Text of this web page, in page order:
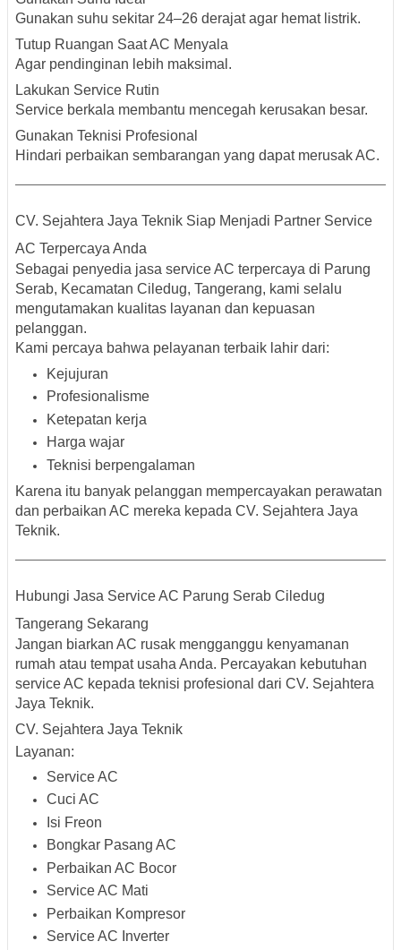
Gunakan suhu sekitar 24–26 derajat agar hemat listrik.
Tutup Ruangan Saat AC Menyala
Agar pendinginan lebih maksimal.
Lakukan Service Rutin
Service berkala membantu mencegah kerusakan besar.
Gunakan Teknisi Profesional
Hindari perbaikan sembarangan yang dapat merusak AC.
CV. Sejahtera Jaya Teknik Siap Menjadi Partner Service
AC Terpercaya Anda
Sebagai penyedia jasa service AC terpercaya di Parung
Serab, Kecamatan Ciledug, Tangerang, kami selalu
mengutamakan kualitas layanan dan kepuasan
pelanggan.
Kami percaya bahwa pelayanan terbaik lahir dari:
Kejujuran
Profesionalisme
Ketepatan kerja
Harga wajar
Teknisi berpengalaman
Karena itu banyak pelanggan mempercayakan perawatan
dan perbaikan AC mereka kepada CV. Sejahtera Jaya
Teknik.
Hubungi Jasa Service AC Parung Serab Ciledug
Tangerang Sekarang
Jangan biarkan AC rusak mengganggu kenyamanan
rumah atau tempat usaha Anda. Percayakan kebutuhan
service AC kepada teknisi profesional dari CV. Sejahtera
Jaya Teknik.
CV. Sejahtera Jaya Teknik
Layanan:
Service AC
Cuci AC
Isi Freon
Bongkar Pasang AC
Perbaikan AC Bocor
Service AC Mati
Perbaikan Kompresor
Service AC Inverter